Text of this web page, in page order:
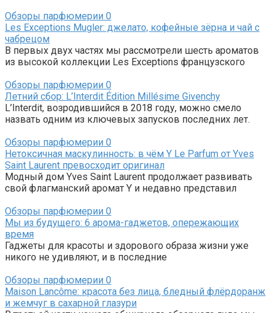
Обзоры парфюмерии 0
Les Exceptions Mugler: джелато, кофейные зёрна и чай с
чабрецом
В первых двух частях мы рассмотрели шесть ароматов
из высокой коллекции Les Exceptions французского
Обзоры парфюмерии 0
Летний сбор: L’Interdit Édition Millésime Givenchy
L’Interdit, возродившийся в 2018 году, можно смело
назвать одним из ключевых запусков последних лет.
Обзоры парфюмерии 0
Нетоксичная маскулинность: в чём Y Le Parfum от Yves
Saint Laurent превосходит оригинал
Модный дом Yves Saint Laurent продолжает развивать
свой флагманский аромат Y и недавно представил
Обзоры парфюмерии 0
Мы из будущего: 6 арома-гаджетов, опережающих
время
Гаджеты для красоты и здорового образа жизни уже
никого не удивляют, и в последние
Обзоры парфюмерии 0
Maison Lancôme: красота без лица, бледный флёрдоранж
и жемчуг в сахарной глазури